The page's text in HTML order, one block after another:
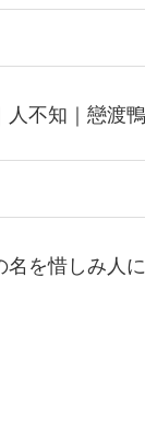
人不知｜戀渡鴨
を惜しみ人